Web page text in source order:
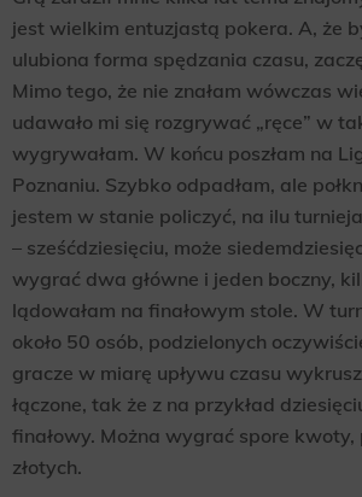
jest wielkim entuzjastą pokera. A, że
ulubiona forma spędzania czasu,
Mimo tego, że nie znałam wówczas
udawało mi się rozgrywać „ręce” w
wygrywałam. W końcu poszłam na
Poznaniu. Szybko odpadłam, ale
jestem w stanie policzyć, na ilu
– sześćdziesięciu, może
wygrać dwa główne i jeden boczny,
lądowałam na finałowym stole. W
około 50 osób, podzielonych
gracze w miarę upływu czasu
łączone, tak że z na przykład
finałowy. Można wygrać spore kwoty,
złotych.